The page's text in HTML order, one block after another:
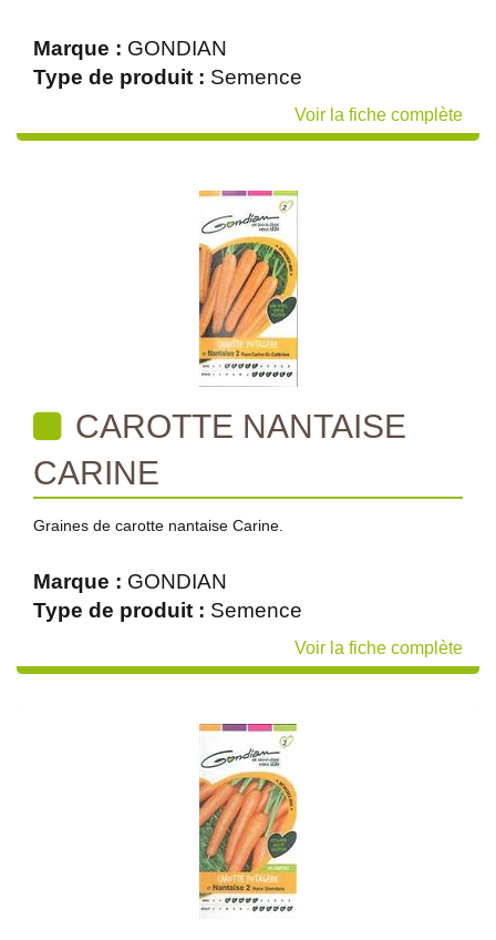
Marque : GONDIAN
Type de produit : Semence
Voir la fiche complète
CAROTTE NANTAISE
CARINE
Graines de carotte nantaise Carine.
Marque : GONDIAN
Type de produit : Semence
Voir la fiche complète